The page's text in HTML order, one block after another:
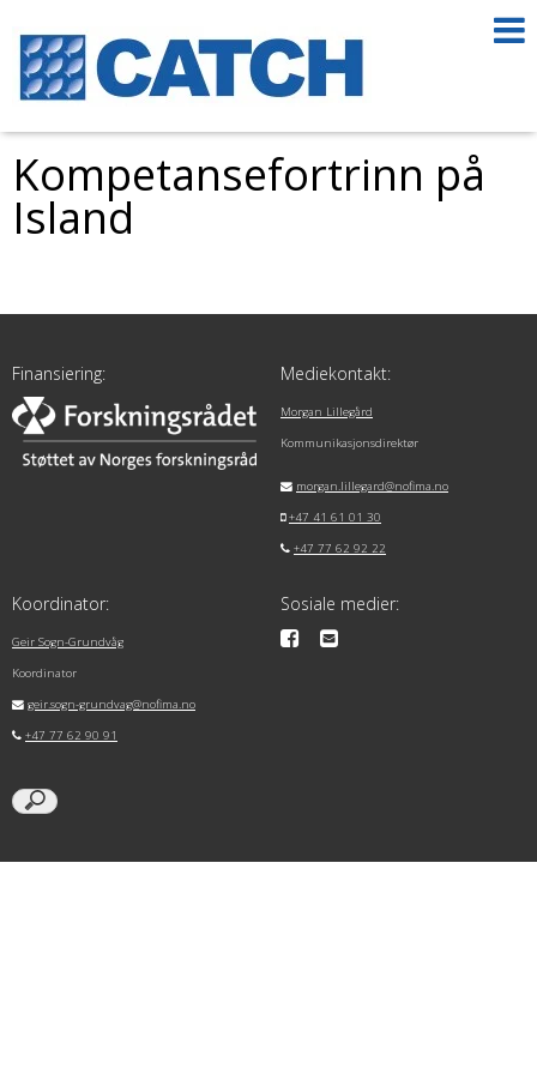
Kompetansefortrinn på
Island
Finansiering: Mediekontakt:
Morgan Lillegård
Kommunikasjonsdirektør
morgan.lillegard@nofima.no
+47 41 61 01 30
+47 77 62 92 22
Koordinator:
Geir Sogn-Grundvåg
Koordinator
geir.sogn-grundvag@nofima.no
+47 77 62 90 91
Sosiale medier: